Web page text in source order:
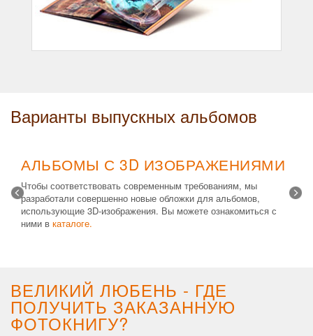
Варианты выпускных альбомов
АЛЬБОМЫ С 3D ИЗОБРАЖЕНИЯМИ
Чтобы соответствовать современным требованиям, мы
разработали совершенно новые обложки для альбомов,
использующие 3D-изображения. Вы можете ознакомиться с
ними в каталоге.
ВЕЛИКИЙ ЛЮБЕНЬ - ГДЕ
ПОЛУЧИТЬ ЗАКАЗАННУЮ
ФОТОКНИГУ?